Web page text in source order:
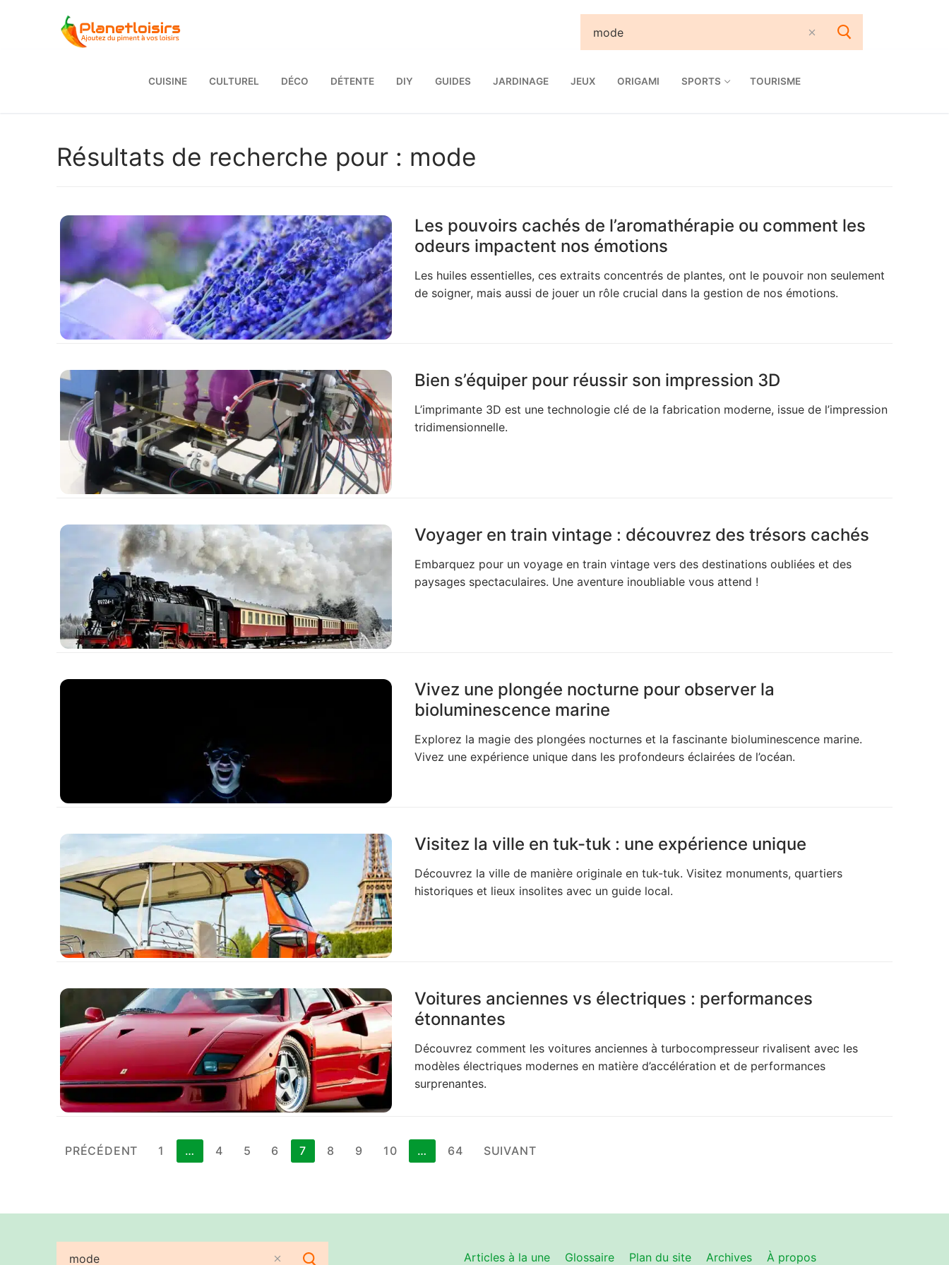
CUISINE CULTUREL DÉCO DÉTENTE DIY GUIDES JARDINAGE JEUX ORIGAMI SPORTS TOURISME
Résultats de recherche pour : mode
Les pouvoirs cachés de l’aromathérapie ou comment les
odeurs impactent nos émotions
Les huiles essentielles, ces extraits concentrés de plantes, ont le pouvoir non seulement
de soigner, mais aussi de jouer un rôle crucial dans la gestion de nos émotions.
Bien s’équiper pour réussir son impression 3D
L’imprimante 3D est une technologie clé de la fabrication moderne, issue de l’impression
tridimensionnelle.
Voyager en train vintage : découvrez des trésors cachés
Embarquez pour un voyage en train vintage vers des destinations oubliées et des
paysages spectaculaires. Une aventure inoubliable vous attend !
Vivez une plongée nocturne pour observer la
bioluminescence marine
Explorez la magie des plongées nocturnes et la fascinante bioluminescence marine.
Vivez une expérience unique dans les profondeurs éclairées de l’océan.
Visitez la ville en tuk-tuk : une expérience unique
Découvrez la ville de manière originale en tuk-tuk. Visitez monuments, quartiers
historiques et lieux insolites avec un guide local.
Voitures anciennes vs électriques : performances
étonnantes
Découvrez comment les voitures anciennes à turbocompresseur rivalisent avec les
modèles électriques modernes en matière d’accélération et de performances
surprenantes.
Pagination
PRÉCÉDENT 1 … 4 5 6 7 8 9 10 … 64 SUIVANT
Articles à la une Glossaire Plan du site Archives À propos